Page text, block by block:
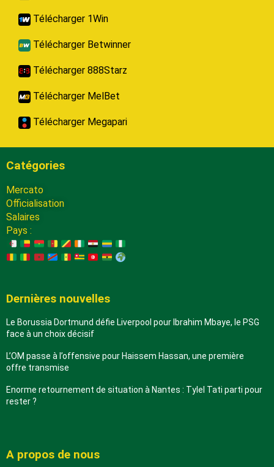
Télécharger 1Win
Télécharger Betwinner
Télécharger 888Starz
Télécharger MelBet
Télécharger Megapari
Catégories
Mercato
Officialisation
Salaires
Pays :
Dernières nouvelles
Le Borussia Dortmund défie Liverpool pour Ibrahim Mbaye, le PSG
face à un choix décisif
L’OM passe à l’offensive pour Haissem Hassan, une première
offre transmise
Enorme retournement de situation à Nantes : Tylel Tati parti pour
rester ?
A propos de nous